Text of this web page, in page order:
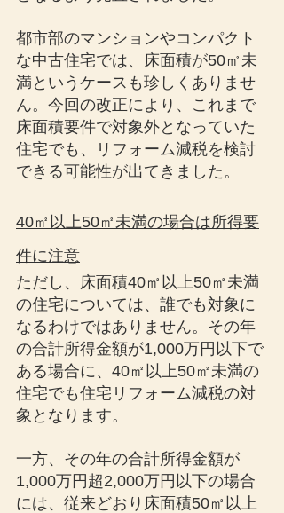
都市部のマンションやコンパクト
な中古住宅では、床面積が50㎡未
満というケースも珍しくありませ
ん。今回の改正により、これまで
床面積要件で対象外となっていた
住宅でも、リフォーム減税を検討
できる可能性が出てきました。
40㎡以上50㎡未満の場合は所得要
件に注意
ただし、床面積40㎡以上50㎡未満
の住宅については、誰でも対象に
なるわけではありません。その年
の合計所得金額が1,000万円以下で
ある場合に、40㎡以上50㎡未満の
住宅でも住宅リフォーム減税の対
象となります。
一方、その年の合計所得金額が
1,000万円超2,000万円以下の場合
には、従来どおり床面積50㎡以上